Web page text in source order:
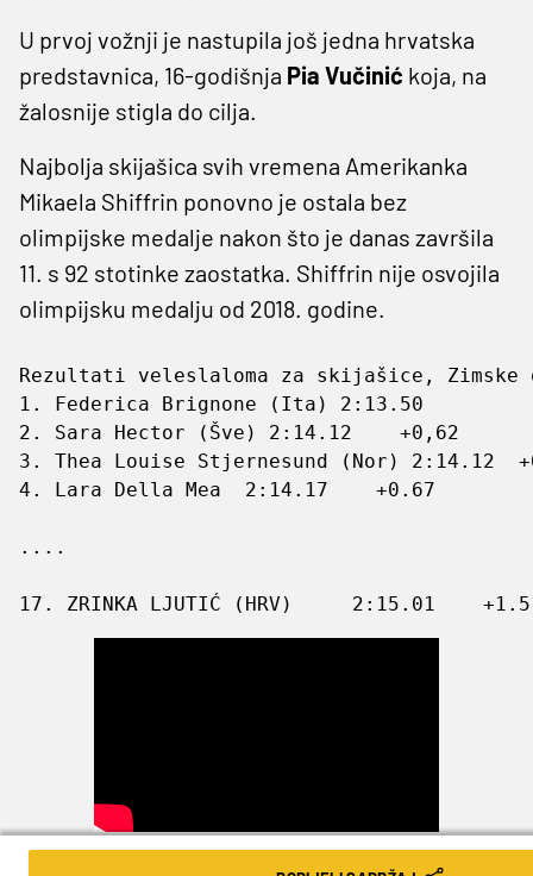
U prvoj vožnji je nastupila još jedna hrvatska
predstavnica, 16-godišnja Pia Vučinić koja, na
žalosnije stigla do cilja.
Najbolja skijašica svih vremena Amerikanka
Mikaela Shiffrin ponovno je ostala bez
olimpijske medalje nakon što je danas završila
11. s 92 stotinke zaostatka. Shiffrin nije osvojila
olimpijsku medalju od 2018. godine.
Rezultati veleslaloma za skijašice,
1. Federica Brignone (Ita) 2:13.50
2. Sara Hector (Šve) 2:14.12    +0,62
3. Thea Louise Stjernesund (Nor)
4. Lara Della Mea  2:14.17    +0.67
....
17. ZRINKA LJUTIĆ (HRV)     2:15.01